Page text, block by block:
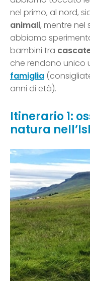
nel primo, al nord,
animali, mentre nel
abbiamo
bambini tra
che rendono unico
famiglia
anni di età).
Itinerario 1:
natura